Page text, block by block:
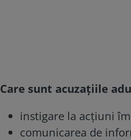
Care sunt acuzațiile
instigare la acţiuni
comunicarea de